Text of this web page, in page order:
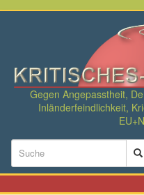
Direkt
Gegen Angepasstheit,
Inländerfeindlichkeit,
Suchformular
Suche